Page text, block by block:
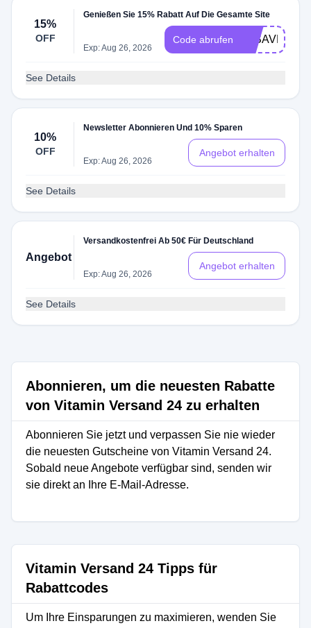
15%
OFF
Genießen Sie 15% Rabatt Auf Die Gesamte Site
Exp: Aug 26, 2026
Code abrufen 24SAVE15
See Details
10%
OFF
Newsletter Abonnieren Und 10% Sparen
Exp: Aug 26, 2026
Angebot erhalten
See Details
Angebot
Versandkostenfrei Ab 50€ Für Deutschland
Exp: Aug 26, 2026
Angebot erhalten
See Details
Abonnieren, um die neuesten Rabatte
von Vitamin Versand 24 zu erhalten
Abonnieren Sie jetzt und verpassen Sie nie wieder
die neuesten Gutscheine von Vitamin Versand 24.
Sobald neue Angebote verfügbar sind, senden wir
sie direkt an Ihre E-Mail-Adresse.
Vitamin Versand 24 Tipps für
Rabattcodes
Um Ihre Einsparungen zu maximieren, wenden Sie